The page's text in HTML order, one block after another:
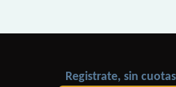
Registrate, sin